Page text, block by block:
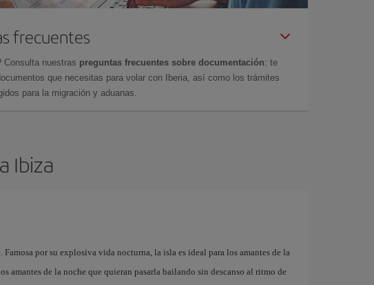
frecuentes
Consulta nuestras preguntas frecuentes sobre documentación: te
que necesitas para volar con Iberia, así como los trámites
para la migración y aduanas.
Ibiza
por su explosiva vida nocturna, la isla es ideal para los amantes de la
amantes de la noche que quieran pasarla bailando sin descanso al ritmo de